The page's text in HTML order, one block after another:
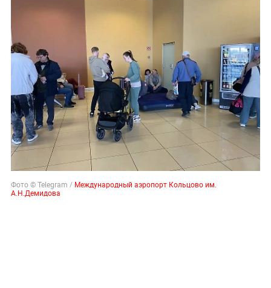
Фото © Telegram / Международный аэропорт Кольцово им.
А.Н.Демидова